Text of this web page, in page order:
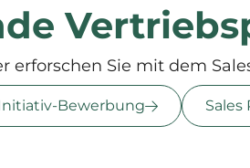
Sie mit dem
Bewerbung Sales